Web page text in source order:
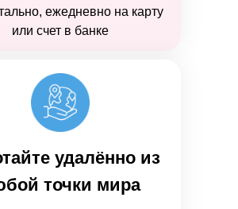
ежедневно на карту
или счет в банке
удалённо из
точки мира